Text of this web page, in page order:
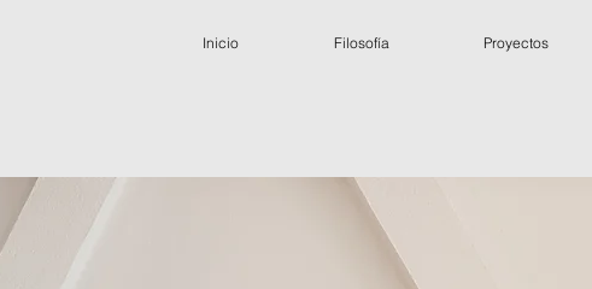
Inicio Filosofía Proyectos